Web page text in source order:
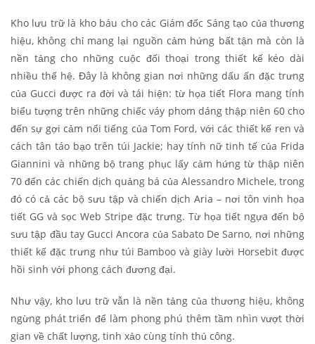
Kho lưu trữ là kho báu cho các Giám đốc Sáng tạo của thương
hiệu, không chỉ mang lại nguồn cảm hứng bất tận mà còn là
nền tảng cho những cuộc đối thoại trong thiết kế kéo dài
nhiều thế hệ. Đây là không gian nơi những dấu ấn đặc trưng
của Gucci được ra đời và tái hiện: từ họa tiết Flora mang tính
biểu tượng trên những chiếc váy phom dáng thập niên 60 cho
đến sự gợi cảm nổi tiếng của Tom Ford, với các thiết kế ren và
cách tân táo bạo trên túi Jackie; hay tính nữ tinh tế của Frida
Giannini và những bộ trang phục lấy cảm hứng từ thập niên
70 đến các chiến dịch quảng bá của Alessandro Michele, trong
đó có cả các bộ sưu tập và chiến dịch Aria – nơi tôn vinh họa
tiết GG và sọc Web Stripe đặc trưng. Từ họa tiết ngựa đến bộ
sưu tập đầu tay Gucci Ancora của Sabato De Sarno, nơi những
thiết kế đặc trưng như túi Bamboo và giày lười Horsebit được
hồi sinh với phong cách đương đại.
Như vậy, kho lưu trữ vẫn là nền tảng của thương hiệu, không
ngừng phát triển để làm phong phú thêm tầm nhìn vượt thời
gian về chất lượng, tinh xảo cùng tính thủ công.